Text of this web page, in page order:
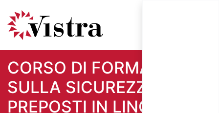
CORSO DI FORMAZIONE
SULLA SICUREZZA PER
PREPOSTI IN LINGUA